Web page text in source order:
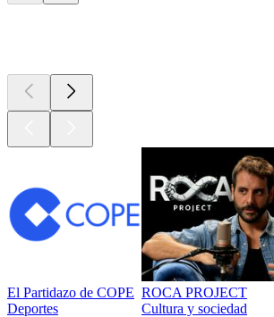
El Partidazo de COPE
Deportes
ROCA PROJECT
Cultura y sociedad